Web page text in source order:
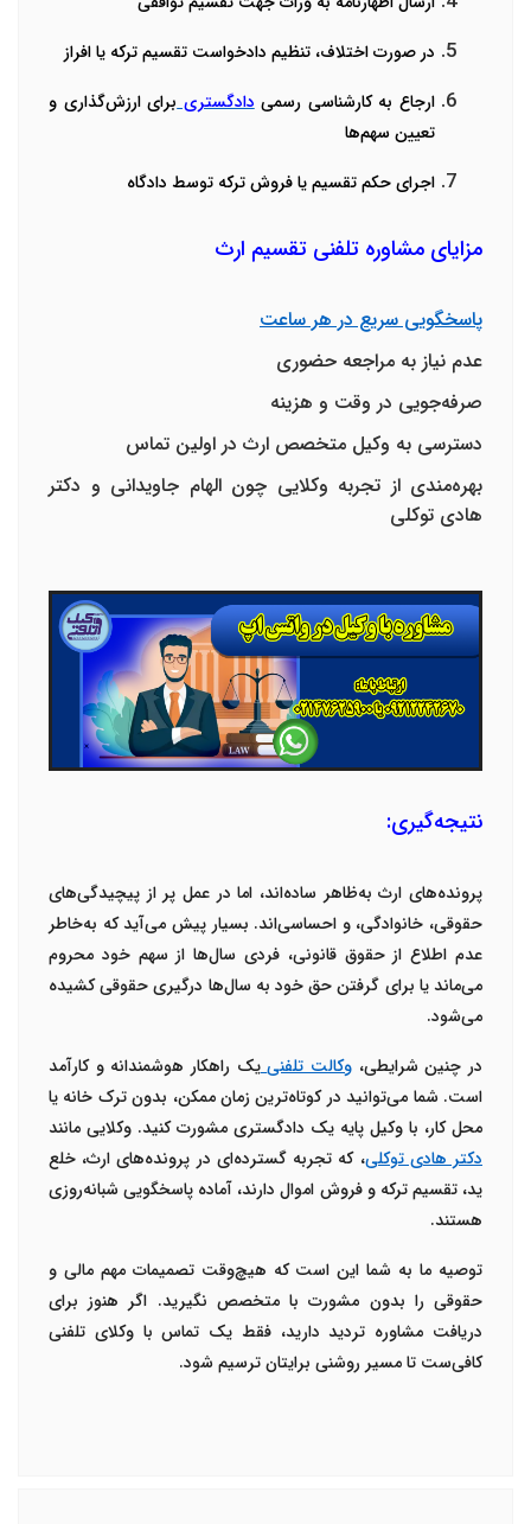
در صورت اختلاف، تنظیم دادخواست تقسیم ترکه یا افراز
ارجاع به کارشناسی رسمی دادگستریبرای ارزش‌گذاری و
تعیین سهم‌ها
اجرای حکم تقسیم یا فروش ترکه توسط دادگاه
مزایای مشاوره تلفنی تقسیم ارث
پاسخگویی سریع در هر ساعت
عدم نیاز به مراجعه حضوری
صرفه‌جویی در وقت و هزینه
دسترسی به وکیل متخصص ارث در اولین تماس
بهره‌مندی از تجربه وکلایی چونالهام جاویدانی و دکتر
هادی توکلی
نتیجه‌گیری:
پرونده‌های ارث به‌ظاهر ساده‌اند، اما در عمل پر از پیچیدگی‌های
حقوقی، خانوادگی، و احساسی‌اند. بسیار پیش می‌آید که به‌خاطر
عدم اطلاع از حقوق قانونی، فردی سال‌ها از سهم خود محروم
می‌ماند یا برای گرفتن حق خود به سال‌ها درگیری حقوقی کشیده
می‌شود.
در چنین شرایطی، وکالت تلفنی یک راهکار هوشمندانه و کارآمد
است. شما می‌توانید در کوتاه‌ترین زمان ممکن، بدون ترک خانه یا
محل کار، با وکیل پایه یک دادگستری مشورت کنید. وکلایی مانند
دکتر هادی توکلی، که تجربه گسترده‌ای در پرونده‌های ارث، خلع
ید، تقسیم ترکه و فروش اموال دارند، آماده پاسخگویی شبانه‌روزی
هستند.
توصیه ما به شما این است که هیچ‌وقت تصمیمات مهم مالی و
حقوقی را بدون مشورت با متخصص نگیرید. اگر هنوز برای
دریافت مشاوره تردید دارید، فقط یک تماس باوکلای تلفنی
کافی‌ست تا مسیر روشنی برایتان ترسیم شود.